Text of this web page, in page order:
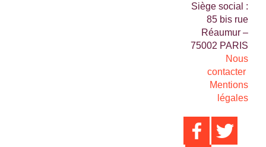
Siège social :
85 bis rue
Réaumur –
75002 PARIS
Nous
contacter
Mentions
légales